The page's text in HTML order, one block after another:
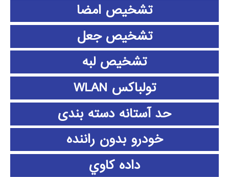
تشخیص امضا
تشخیص جعل
تشخیص لبه
تولباکس WLAN
حد آستانه دسته بندی
خودرو بدون راننده
داده كاوي